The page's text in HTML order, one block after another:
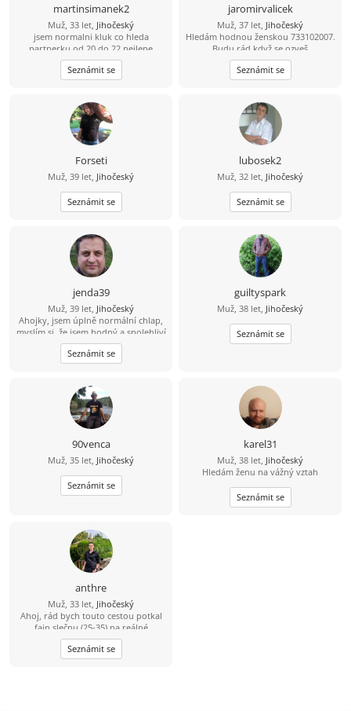
martinsimanek2
Muž, 33 let, Jihočeský
jsem normalni kluk co hleda
partnerku od 20 do 22 nejlepe
Seznámit se
jaromirvalicek
Muž, 37 let, Jihočeský
Hledám hodnou ženskou 733102007.
Budu rád když se ozveš
Seznámit se
Forseti
Muž, 39 let, Jihočeský
Seznámit se
lubosek2
Muž, 32 let, Jihočeský
Seznámit se
jenda39
Muž, 39 let, Jihočeský
Ahojky, jsem úplně normální chlap,
myslím si, že jsem hodný a spolehliví
a že nezkazím žádnou srandu.
Hledám k sobě partnerku na
společnou a pohodovou cestu
překážkou????
Seznámit se
guiltyspark
Muž, 38 let, Jihočeský
Seznámit se
90venca
Muž, 35 let, Jihočeský
Seznámit se
karel31
Muž, 38 let, Jihočeský
Hledám ženu na vážný vztah
Seznámit se
anthre
Muž, 33 let, Jihočeský
Ahoj, rád bych touto cestou potkal
fajn slečnu (25-35) na reálné
seznámení. Že se sice jmenuji Dědek,
ale ve svých 33 letech mám do
starého železa ještě daleko. ????
Seznámit se